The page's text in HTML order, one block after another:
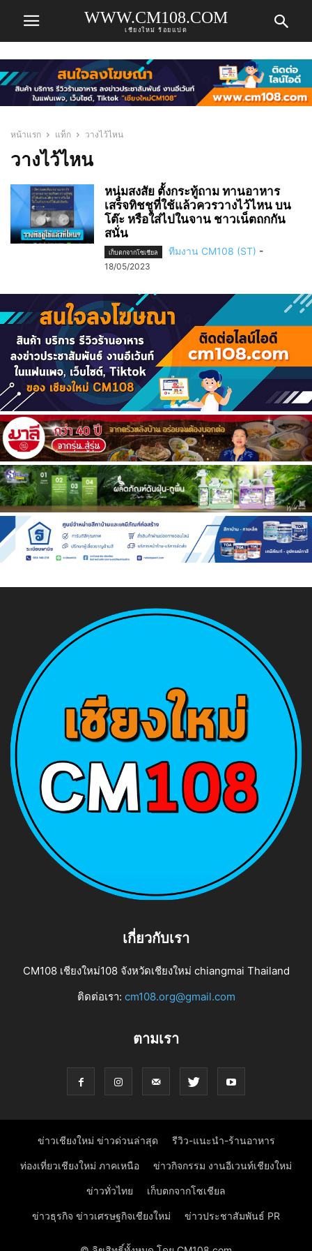
WWW.CM108.COM
เชียงใหม่ ร้อยแปด
หน้าแรก แท็ก วางไว้ไหน
วางไว้ไหน
หนุ่มสงสัย ตั้งกระทู้ถาม ทานอาหาร
เสร็จทิชชูที่ใช้แล้วควรวางไว้ไหน บน
โต๊ะ หรือใส่ไปในจาน ชาวเน็ตถกกัน
สนั่น
เก็บตกจากโซเชียล ทีมงาน CM108 (ST) -
18/05/2023
เกี่ยวกับเรา
CM108 เชียงใหม่108 จังหวัดเชียงใหม่ chiangmai Thailand
ติดต่อเรา: cm108.org@gmail.com
ตามเรา
ข่าวเชียงใหม่ ข่าวด่วนล่าสุด รีวิว-แนะนำ-ร้านอาหาร
ท่องเที่ยวเชียงใหม่ ภาคเหนือ ข่าวกิจกรรม งานอีเวนท์เชียงใหม่
ข่าวทั่วไทย เก็บตกจากโซเชียล
ข่าวธุรกิจ ข่าวเศรษฐกิจเชียงใหม่ ข่าวประชาสัมพันธ์ PR